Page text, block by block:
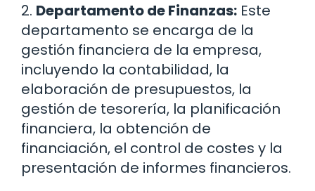
2. Departamento de Finanzas: Este
departamento se encarga de la
gestión financiera de la empresa,
incluyendo la contabilidad, la
elaboración de presupuestos, la
gestión de tesorería, la planificación
financiera, la obtención de
financiación, el control de costes y la
presentación de informes financieros.